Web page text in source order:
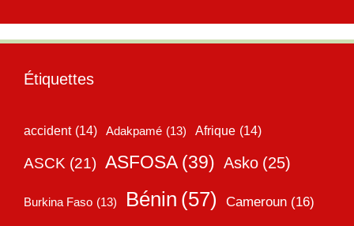
Étiquettes
accident (14) Adakpamé (13) Afrique (14)
ASCK (21) ASFOSA (39) Asko (25)
Burkina Faso (13) Bénin (57) Cameroun (16)